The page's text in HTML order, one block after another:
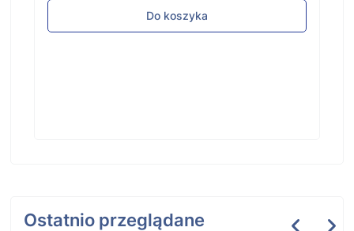
Do koszyka
Ostatnio przeglądane